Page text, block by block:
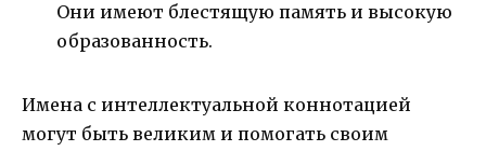
Они имеют блестящую память и высокую
образованность.
Имена с интеллектуальной коннотацией
могут быть великим и помогать своим